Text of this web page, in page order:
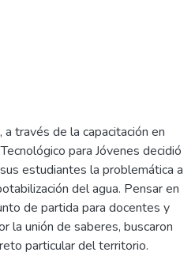
través de la capacitación en
para Jóvenes decidió
estudiantes la problemática a
del agua. Pensar en
de partida para docentes y
la unión de saberes, buscaron
particular del territorio.